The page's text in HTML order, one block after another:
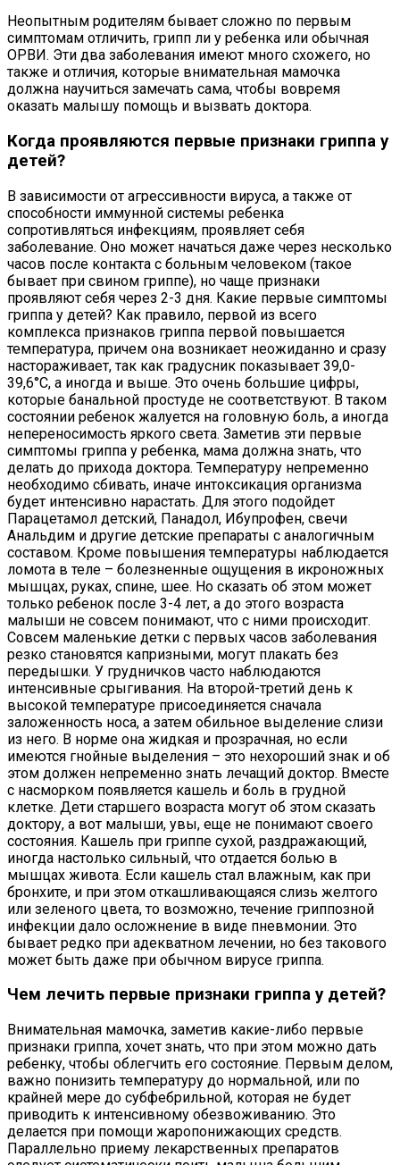
Неопытным родителям бывает сложно по первым
симптомам отличить, грипп ли у ребенка или обычная
ОРВИ. Эти два заболевания имеют много схожего, но
также и отличия, которые внимательная мамочка
должна научиться замечать сама, чтобы вовремя
оказать малышу помощь и вызвать доктора.
Когда проявляются первые признаки гриппа у
детей?
В зависимости от агрессивности вируса, а также от
способности иммунной системы ребенка
сопротивляться инфекциям, проявляет себя
заболевание. Оно может начаться даже через несколько
часов после контакта с больным человеком (такое
бывает при свином гриппе), но чаще признаки
проявляют себя через 2-3 дня. Какие первые симптомы
гриппа у детей? Как правило, первой из всего
комплекса признаков гриппа первой повышается
температура, причем она возникает неожиданно и сразу
настораживает, так как градусник показывает 39,0-
39,6°С, а иногда и выше. Это очень большие цифры,
которые банальной простуде не соответствуют. В таком
состоянии ребенок жалуется на головную боль, а иногда
непереносимость яркого света. Заметив эти первые
симптомы гриппа у ребенка, мама должна знать, что
делать до прихода доктора. Температуру непременно
необходимо сбивать, иначе интоксикация организма
будет интенсивно нарастать. Для этого подойдет
Парацетамол детский, Панадол, Ибупрофен, свечи
Анальдим и другие детские препараты с аналогичным
составом. Кроме повышения температуры наблюдается
ломота в теле – болезненные ощущения в икроножных
мышцах, руках, спине, шее. Но сказать об этом может
только ребенок после 3-4 лет, а до этого возраста
малыши не совсем понимают, что с ними происходит.
Совсем маленькие детки с первых часов заболевания
резко становятся капризными, могут плакать без
передышки. У грудничков часто наблюдаются
интенсивные срыгивания. На второй-третий день к
высокой температуре присоединяется сначала
заложенность носа, а затем обильное выделение слизи
из него. В норме она жидкая и прозрачная, но если
имеются гнойные выделения – это нехороший знак и об
этом должен непременно знать лечащий доктор. Вместе
с насморком появляется кашель и боль в грудной
клетке. Дети старшего возраста могут об этом сказать
доктору, а вот малыши, увы, еще не понимают своего
состояния. Кашель при гриппе сухой, раздражающий,
иногда настолько сильный, что отдается болью в
мышцах живота. Если кашель стал влажным, как при
бронхите, и при этом откашливающаяся слизь желтого
или зеленого цвета, то возможно, течение гриппозной
инфекции дало осложнение в виде пневмонии. Это
бывает редко при адекватном лечении, но без такового
может быть даже при обычном вирусе гриппа.
Чем лечить первые признаки гриппа у детей?
Внимательная мамочка, заметив какие-либо первые
признаки гриппа, хочет знать, что при этом можно дать
ребенку, чтобы облегчить его состояние. Первым делом,
важно понизить температуру до нормальной, или по
крайней мере до субфебрильной, которая не будет
приводить к интенсивному обезвоживанию. Это
делается при помощи жаропонижающих средств.
Параллельно приему лекарственных препаратов